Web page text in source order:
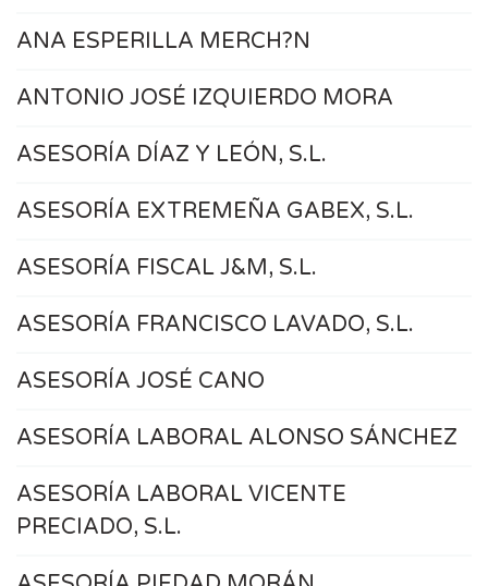
ANA ESPERILLA MERCH?N
ANTONIO JOSÉ IZQUIERDO MORA
ASESORÍA DÍAZ Y LEÓN, S.L.
ASESORÍA EXTREMEÑA GABEX, S.L.
ASESORÍA FISCAL J&M, S.L.
ASESORÍA FRANCISCO LAVADO, S.L.
ASESORÍA JOSÉ CANO
ASESORÍA LABORAL ALONSO SÁNCHEZ
ASESORÍA LABORAL VICENTE
PRECIADO, S.L.